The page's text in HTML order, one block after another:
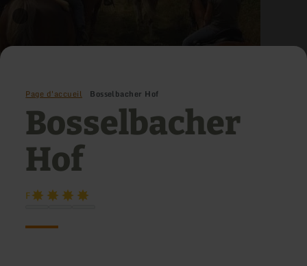
Page d'accueil Bosselbacher Hof
Bosselbacher
Hof
F